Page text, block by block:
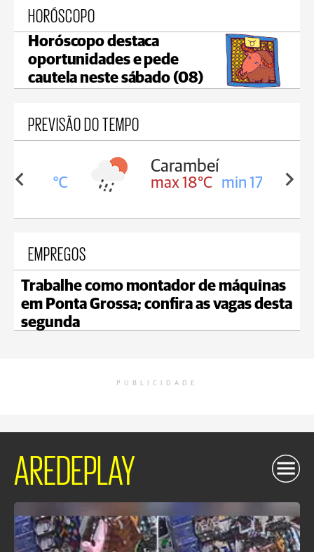
HORÓSCOPO
Horóscopo destaca
oportunidades e pede
cautela neste sábado (08)
PREVISÃO DO TEMPO
18°C
Carambeí
max 18°C min 17°C
EMPREGOS
Trabalhe como montador de máquinas
em Ponta Grossa; confira as vagas desta
segunda
PUBLICIDADE
AREDEPLAY